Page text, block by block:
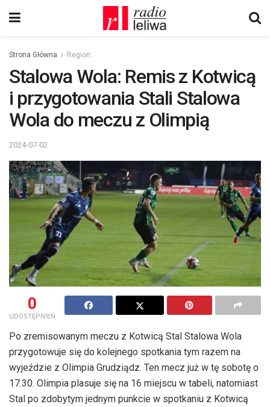
Strona Główna Region
Stalowa Wola: Remis z Kotwicą
i przygotowania Stali Stalowa
Wola do meczu z Olimpią
2024-07-02
0
UDOSTĘPNIEŃ
Po zremisowanym meczu z Kotwicą Stal Stalowa Wola
przygotowuje się do kolejnego spotkania tym razem na
wyjeździe z Olimpia Grudziądz. Ten mecz już w tę sobotę o
17.30. Olimpia plasuje się na 16 miejscu w tabeli, natomiast
Stal po zdobytym jednym punkcie w spotkaniu z Kotwicą